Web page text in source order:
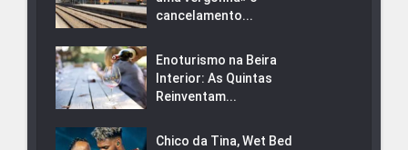
cancelamento...
Enoturismo na Beira
Interior: As Quintas
Reinventam...
Chico da Tina, Wet Bed